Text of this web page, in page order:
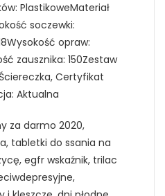
PlastikoweMateriał
soczewki:
opraw:
zausznika: 150Zestaw
Certyfikat
Aktualna
za darmo 2020,
tabletki do ssania na
egfr wskaźnik, trilac